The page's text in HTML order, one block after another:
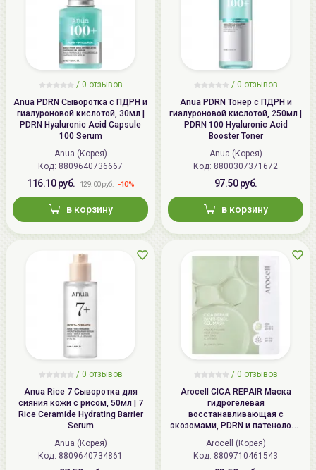
/ 0 отзывов
Anua PDRN Сыворотка с ПДРН и
гиалуроновой кислотой, 30мл |
PDRN Hyaluronic Acid Capsule
100 Serum
Anua (Корея)
Код: 8809640736667
116.10 руб. 129.00 руб. -10%
в корзину
/ 0 отзывов
Anua PDRN Тонер с ПДРН и
гиалуроновой кислотой, 250мл |
PDRN 100 Hyaluronic Acid
Booster Toner
Anua (Корея)
Код: 8800307371672
97.50 руб.
в корзину
/ 0 отзывов
Anua Rice 7 Сыворотка для
сияния кожи с рисом, 50мл | 7
Rice Ceramide Hydrating Barrier
Serum
Anua (Корея)
Код: 8809640734861
/ 0 отзывов
Arocell CICA REPAIR Маска
гидрогелевая
восстанавливающая с
экозомами, PDRN и патенолом |
25г | CICA REPAIR Panthenol Gel
Mask
Arocell (Корея)
Код: 8809710461543